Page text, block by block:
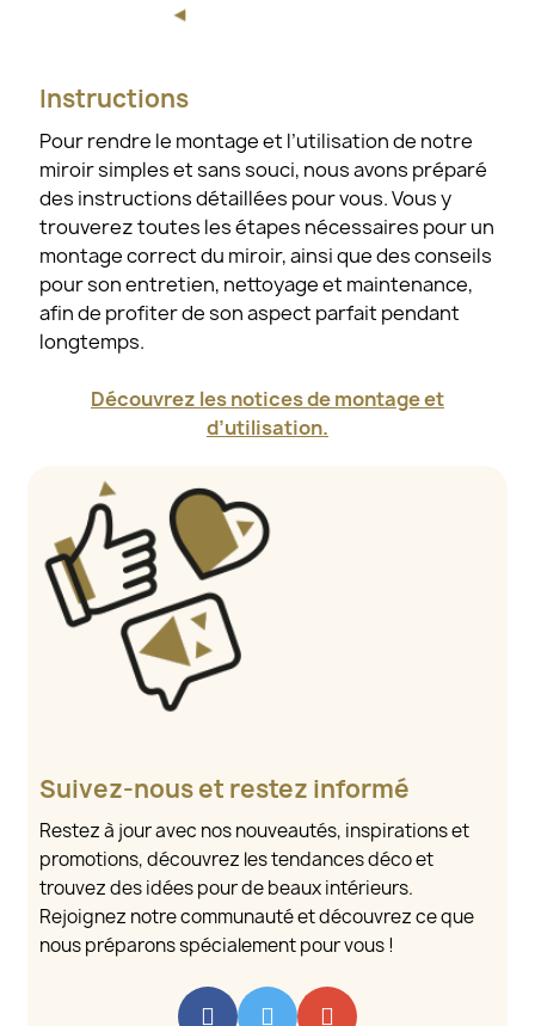
Instructions
Pour rendre le montage et l’utilisation de notre
miroir simples et sans souci, nous avons préparé
des instructions détaillées pour vous. Vous y
trouverez toutes les étapes nécessaires pour un
montage correct du miroir, ainsi que des conseils
pour son entretien, nettoyage et maintenance,
afin de profiter de son aspect parfait pendant
longtemps.
Découvrez les notices de montage et
d’utilisation.
Suivez-nous et restez informé
Restez à jour avec nos nouveautés, inspirations et
promotions, découvrez les tendances déco et
trouvez des idées pour de beaux intérieurs.
Rejoignez notre communauté et découvrez ce que
nous préparons spécialement pour vous !